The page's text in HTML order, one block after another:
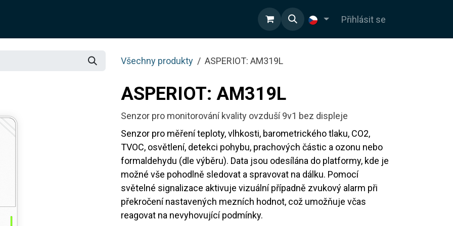
Přihlásit se
Všechny produkty ASPERIOT: AM319L
ASPERIOT: AM319L
Senzor pro monitorování kvality ovzduší 9v1 bez displeje
Senzor pro měření teploty, vlhkosti, barometrického tlaku, CO2,
TVOC, osvětlení, detekci pohybu, prachových částic a ozonu nebo
formaldehydu (dle výběru). Data jsou odesílána do platformy, kde je
možné vše pohodlně sledovat a spravovat na dálku. Pomocí
světelné signalizace aktivuje vizuální případně zvukový alarm při
překročení nastavených mezních hodnot, což umožňuje včas
reagovat na nevyhovující podmínky.